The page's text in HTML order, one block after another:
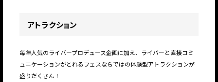
アトラクション
毎年人気のライバープロデュース企画に加え、ライバーと直接コミ
ュニケーションがとれるフェスならではの体験型アトラクションが
盛りだくさん！